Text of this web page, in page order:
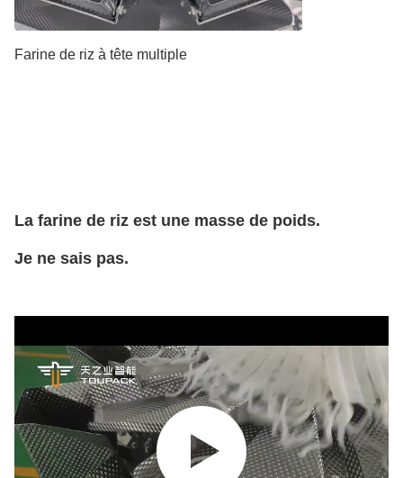
Farine de riz à tête multiple
La farine de riz est une masse de poids.
Je ne sais pas.